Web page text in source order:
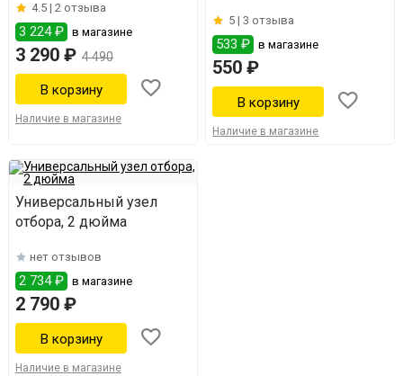
4.5 | 2 отзыва
3 224 ₽ в магазине
3 290 ₽ 4 490
Наличие в магазине
5 |3 отзыва
533 ₽ в магазине
550 ₽
Наличие в магазине
Универсальный узел
отбора, 2 дюйма
нет отзывов
2 734 ₽ в магазине
2 790 ₽
Наличие в магазине